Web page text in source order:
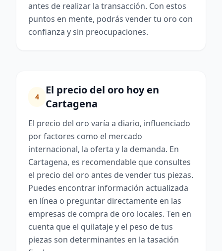
antes de realizar la transacción. Con estos
puntos en mente, podrás vender tu oro con
confianza y sin preocupaciones.
4
El precio del oro hoy en
Cartagena
El precio del oro varía a diario, influenciado
por factores como el mercado
internacional, la oferta y la demanda. En
Cartagena, es recomendable que consultes
el precio del oro antes de vender tus piezas.
Puedes encontrar información actualizada
en línea o preguntar directamente en las
empresas de compra de oro locales. Ten en
cuenta que el quilataje y el peso de tus
piezas son determinantes en la tasación